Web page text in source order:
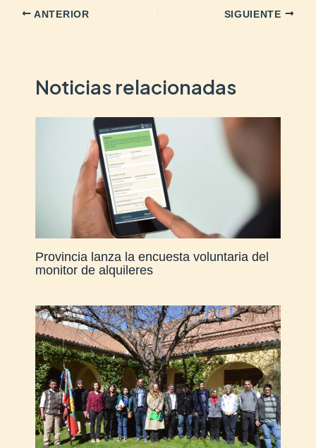
ANTERIOR SIGUIENTE
Noticias relacionadas
Provincia lanza la encuesta voluntaria del
monitor de alquileres